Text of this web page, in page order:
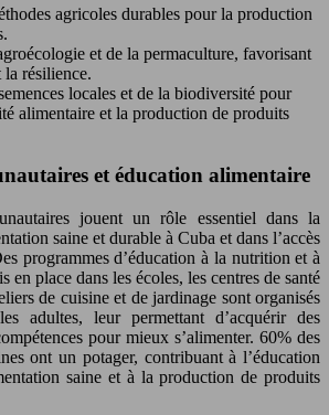
agricoles durables pour la production
et de la permaculture, favorisant
résilience.
locales et de la biodiversité pour
alimentaire et la production de produits
et éducation alimentaire
jouent un rôle essentiel dans la
saine et durable à Cuba et dans l’accès
programmes d’éducation à la nutrition et à
en place dans les écoles, les centres de santé
de cuisine et de jardinage sont organisés
adultes, leur permettant d’acquérir des
pour mieux s’alimenter. 60% des
ont un potager, contribuant à l’éducation
saine et à la production de produits